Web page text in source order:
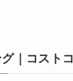
｜コストコ